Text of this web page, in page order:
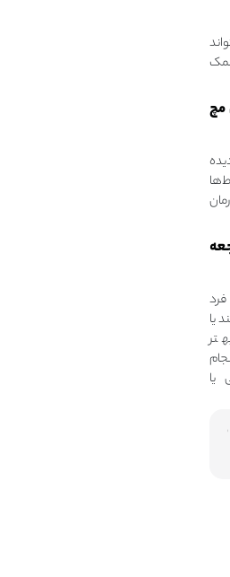
مچ
یا
یا
چرا اتفاق می‌افتد و چگونه درمان